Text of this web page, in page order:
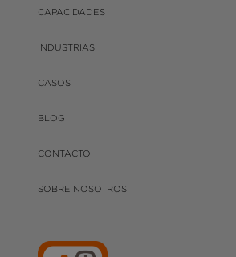
CAPACIDADES
INDUSTRIAS
CASOS
BLOG
CONTACTO
SOBRE NOSOTROS